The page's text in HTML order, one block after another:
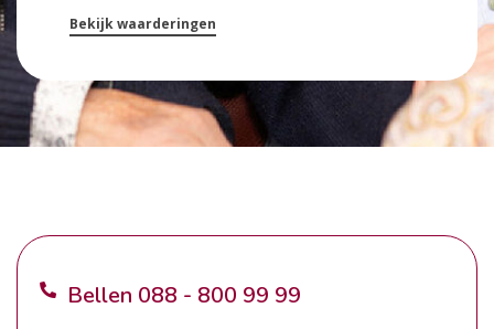
Bekijk waarderingen
Bellen 088 - 800 99 99